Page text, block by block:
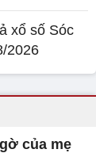
xổ số Sóc
2026
của mẹ